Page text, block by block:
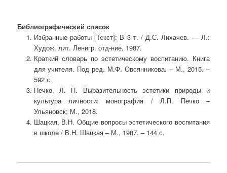
Библиографический список
Избранные работы [Текст]: В 3 т. / Д.С. Лихачев. — Л.:
Худож. лит. Ленигр. отд-ние, 1987.
Краткий словарь по эстетическому воспитанию. Книга
для учителя. Под ред. М.Ф. Овсянникова. – М., 2015. –
592 с.
Печко, Л. П. Выразительность эстетики природы и
культура личности: монография / Л.П. Печко –
Ульяновск; М., 2018.
Шацкая, В.Н. Общие вопросы эстетического воспитания
в школе / В.Н. Шацкая – М., 1987. – 144 с.